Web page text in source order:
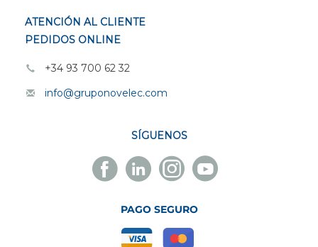
ATENCIÓN AL CLIENTE
PEDIDOS ONLINE
+34 93 700 62 32
info@gruponovelec.com
SÍGUENOS
Facebook
Novelec
Linkedin
Novelec
Instagram
Novelec
Youtube
Novelec
PAGO SEGURO